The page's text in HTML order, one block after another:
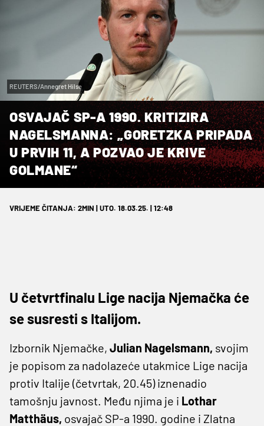
REUTERS/Annegret Hilse
OSVAJAČ SP-A 1990. KRITIZIRA
NAGELSMANNA: „GORETZKA PRIPADA
U PRVIH 11, A POZVAO JE KRIVE
GOLMANE“
VRIJEME ČITANJA: 2MIN | UTO. 18.03.25. | 12:48
U četvrtfinalu Lige nacija Njemačka će
se susresti s Italijom.
Izbornik Njemačke, Julian Nagelsmann, svojim
je popisom za nadolazeće utakmice Lige nacija
protiv Italije (četvrtak, 20.45) iznenadio
tamošnju javnost. Među njima je i Lothar
Matthäus, osvajač SP-a 1990. godine i Zlatna